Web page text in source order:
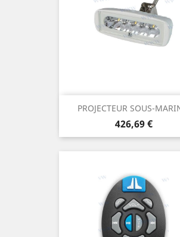
PROJECTEUR SOUS-
Prix
426,69 €